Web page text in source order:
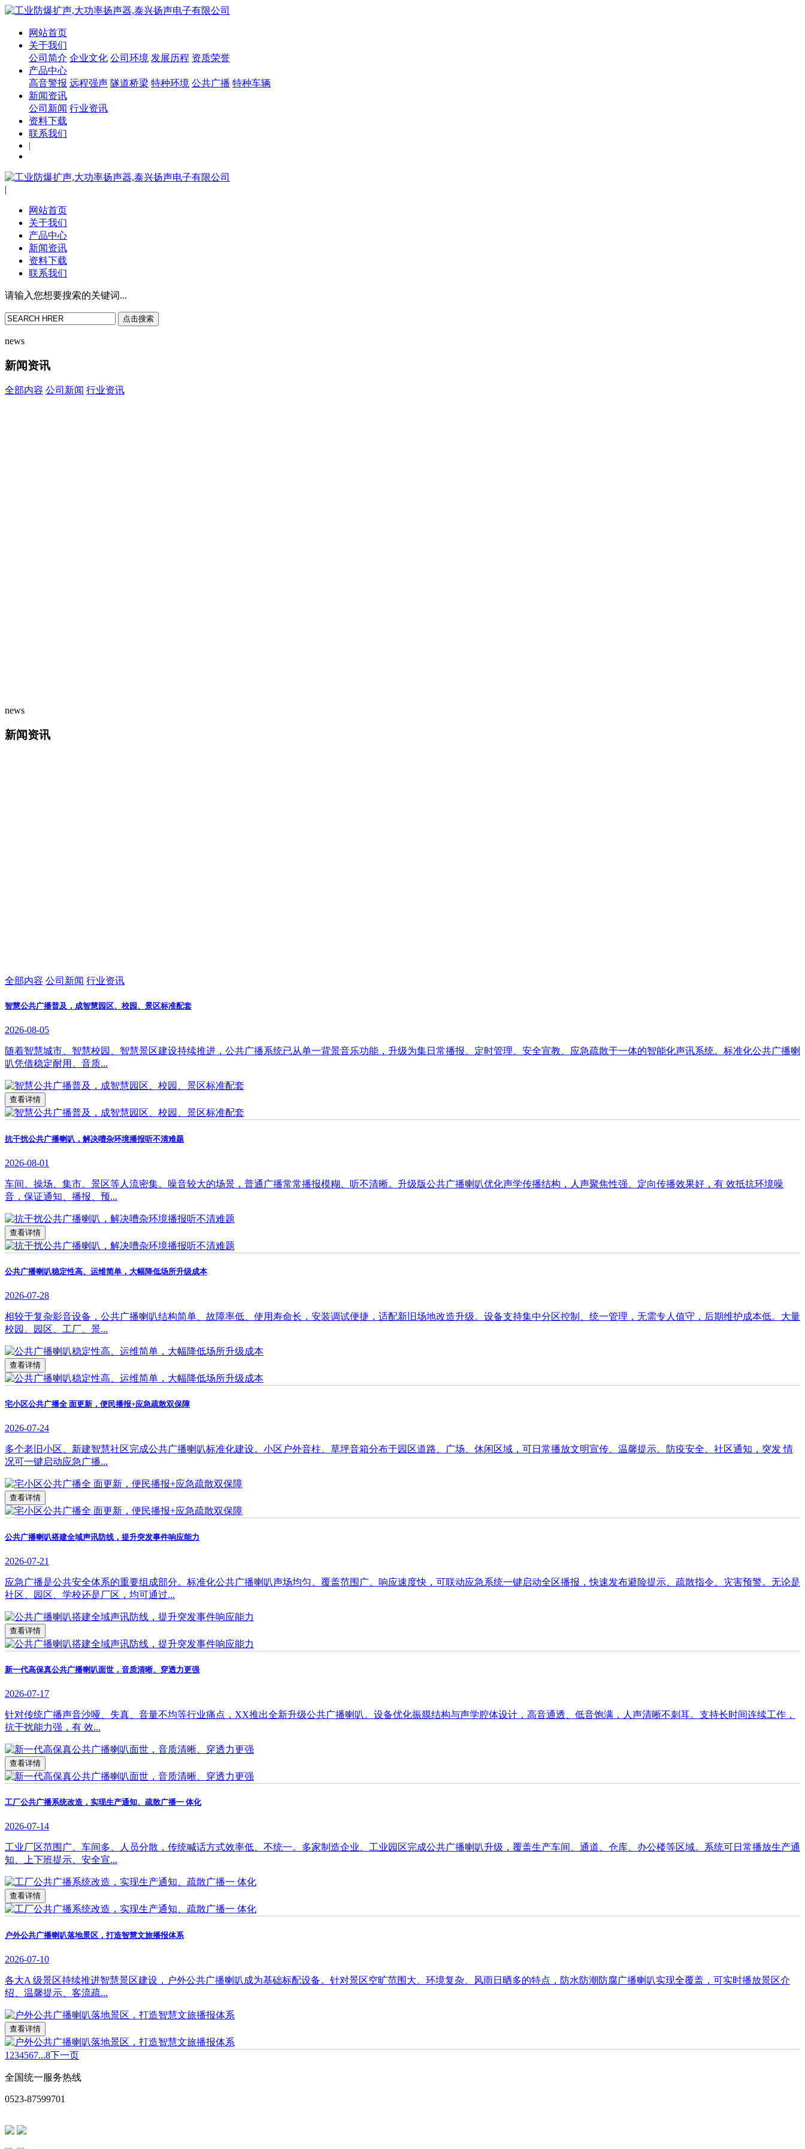
网站首页
关于我们
公司简介 企业文化 公司环境 发展历程 资质荣誉
产品中心
高音警报 远程强声 隧道桥梁 特种环境 公共广播 特种车辆
新闻资讯
公司新闻 行业资讯
资料下载
联系我们
|
|
网站首页
关于我们
产品中心
新闻资讯
资料下载
联系我们
请输入您想要搜索的关键词...
点击搜索
news
新闻资讯
全部内容 公司新闻 行业资讯
news
新闻资讯
全部内容 公司新闻 行业资讯
智慧公共广播普及，成智慧园区、校园、景区标准配套
2026-08-05
随着智慧城市、智慧校园、智慧景区建设持续推进，公共广播系统已从单一背景音乐功能，升级为集日常播报、定时管理、安全宣教、应急疏散于一体的智能化声讯系统。标准化公共广播喇
叭凭借稳定耐用、音质...
查看详情
抗干扰公共广播喇叭，解决嘈杂环境播报听不清难题
2026-08-01
车间、操场、集市、景区等人流密集、噪音较大的场景，普通广播常常播报模糊、听不清晰。升级版公共广播喇叭优化声学传播结构，人声聚焦性强、定向传播效果好，有 效抵抗环境噪
音，保证通知、播报、预...
查看详情
公共广播喇叭稳定性高、运维简单，大幅降低场所升级成本
2026-07-28
相较于复杂影音设备，公共广播喇叭结构简单、故障率低、使用寿命长，安装调试便捷，适配新旧场地改造升级。设备支持集中分区控制、统一管理，无需专人值守，后期维护成本低。大量
校园、园区、工厂、景...
查看详情
宅小区公共广播全 面更新，便民播报+应急疏散双保障
2026-07-24
多个老旧小区、新建智慧社区完成公共广播喇叭标准化建设。小区户外音柱、草坪音箱分布于园区道路、广场、休闲区域，可日常播放文明宣传、温馨提示、防疫安全、社区通知，突发 情
况可一键启动应急广播...
查看详情
公共广播喇叭搭建全域声讯防线，提升突发事件响应能力
2026-07-21
应急广播是公共安全体系的重要组成部分。标准化公共广播喇叭声场均匀、覆盖范围广、响应速度快，可联动应急系统一键启动全区播报，快速发布避险提示、疏散指令、灾害预警。无论是
社区、园区、学校还是厂区，均可通过...
查看详情
新一代高保真公共广播喇叭面世，音质清晰、穿透力更强
2026-07-17
针对传统广播声音沙哑、失真、音量不均等行业痛点，XX推出全新升级公共广播喇叭。设备优化振膜结构与声学腔体设计，高音通透、低音饱满，人声清晰不刺耳。支持长时间连续工作，
抗干扰能力强，有 效...
查看详情
工厂公共广播系统改造，实现生产通知、疏散广播一 体化
2026-07-14
工业厂区范围广、车间多、人员分散，传统喊话方式效率低、不统一。多家制造企业、工业园区完成公共广播喇叭升级，覆盖生产车间、通道、仓库、办公楼等区域。系统可日常播放生产通
知、上下班提示、安全宣...
查看详情
户外公共广播喇叭落地景区，打造智慧文旅播报体系
2026-07-10
各大A 级景区持续推进智慧景区建设，户外公共广播喇叭成为基础标配设备。针对景区空旷范围大、环境复杂、风雨日晒多的特点，防水防潮防腐广播喇叭实现全覆盖，可实时播放景区介
绍、温馨提示、客流疏...
查看详情
1 234567...8下一页
全国统一服务热线
0523-87599701